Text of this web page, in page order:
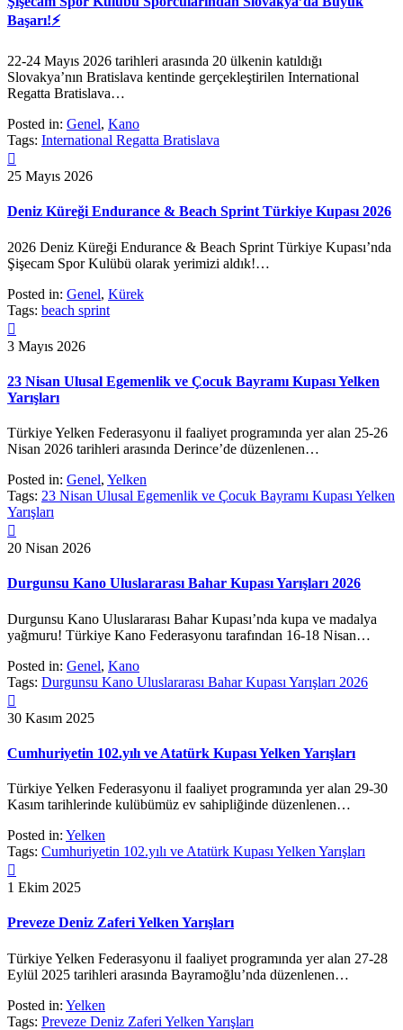
Başarı!⚡️
22-24 Mayıs 2026 tarihleri arasında 20 ülkenin katıldığı
Slovakya’nın Bratislava kentinde gerçekleştirilen International
Regatta Bratislava…
Posted in: Genel, Kano
Tags: International Regatta Bratislava

25 Mayıs 2026
Deniz Küreği Endurance & Beach Sprint Türkiye Kupası 2026
2026 Deniz Küreği Endurance & Beach Sprint Türkiye Kupası’nda
Şişecam Spor Kulübü olarak yerimizi aldık!…
Posted in: Genel, Kürek
Tags: beach sprint

3 Mayıs 2026
23 Nisan Ulusal Egemenlik ve Çocuk Bayramı Kupası Yelken
Yarışları
Türkiye Yelken Federasyonu il faaliyet programında yer alan 25-26
Nisan 2026 tarihleri arasında Derince’de düzenlenen…
Posted in: Genel, Yelken
Tags: 23 Nisan Ulusal Egemenlik ve Çocuk Bayramı Kupası Yelken
Yarışları

20 Nisan 2026
Durgunsu Kano Uluslararası Bahar Kupası Yarışları 2026
Durgunsu Kano Uluslararası Bahar Kupası’nda kupa ve madalya
yağmuru! Türkiye Kano Federasyonu tarafından 16-18 Nisan…
Posted in: Genel, Kano
Tags: Durgunsu Kano Uluslararası Bahar Kupası Yarışları 2026

30 Kasım 2025
Cumhuriyetin 102.yılı ve Atatürk Kupası Yelken Yarışları
Türkiye Yelken Federasyonu il faaliyet programında yer alan 29-30
Kasım tarihlerinde kulübümüz ev sahipliğinde düzenlenen…
Posted in: Yelken
Tags: Cumhuriyetin 102.yılı ve Atatürk Kupası Yelken Yarışları

1 Ekim 2025
Preveze Deniz Zaferi Yelken Yarışları
Türkiye Yelken Federasyonu il faaliyet programında yer alan 27-28
Eylül 2025 tarihleri arasında Bayramoğlu’nda düzenlenen…
Posted in: Yelken
Tags: Preveze Deniz Zaferi Yelken Yarışları